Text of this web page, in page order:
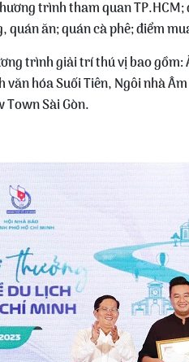
trình tham quan
ăn; quán cà phê; điểm
trình giải trí thú vị bao
hóa Suối Tiên, Ngôi nhà
Town Sài Gòn.